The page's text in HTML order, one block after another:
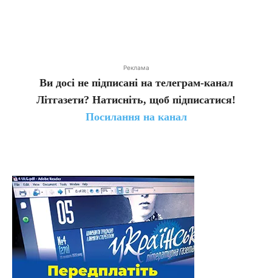
Реклама
Ви досі не підписані на телеграм-канал
Літгазети? Натисніть, щоб підписатися!
Посилання на канал